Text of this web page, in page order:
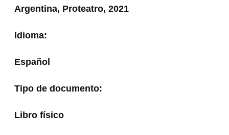
Argentina, Proteatro, 2021
Idioma:
Español
Tipo de documento:
Libro físico